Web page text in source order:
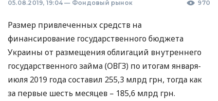
05.08.2019, 19:04 — Фондовый рынок 970
Размер привлеченных средств на
финансирование государственного бюджета
Украины от размещения облигаций внутреннего
государственного займа (ОВГЗ) по итогам января-
июля 2019 года составил 255,3 млрд грн, тогда как
за первые шесть месяцев – 185,6 млрд грн.